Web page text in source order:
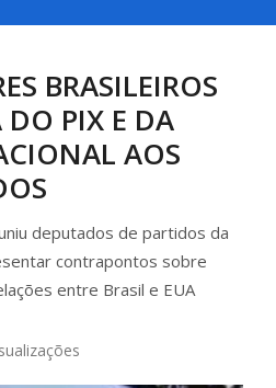
BRASILEIROS
DO PIX E DA
AOS
deputados de partidos da
contrapontos sobre
entre Brasil e EUA